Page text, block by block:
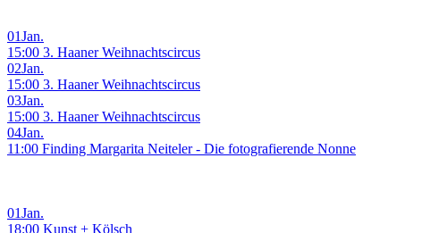
01Jan.
15:00 3. Haaner Weihnachtscircus
02Jan.
15:00 3. Haaner Weihnachtscircus
03Jan.
15:00 3. Haaner Weihnachtscircus
04Jan.
11:00 Finding Margarita Neiteler - Die fotografierende Nonne
01Jan.
18:00 Kunst + Kölsch